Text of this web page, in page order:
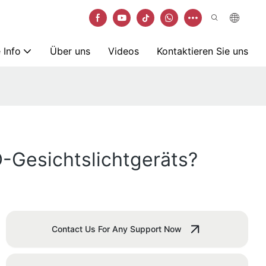
Info Über uns Videos Kontaktieren Sie uns
Gesichtslichtgeräts?
Contact Us For Any Support Now